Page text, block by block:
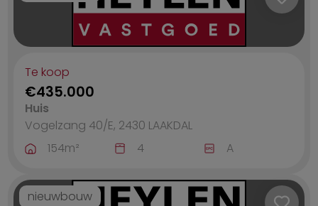
Te koop
€435.000
Huis
Vogelzang 40/E, 2430 LAAKDAL
154m² 4 A
nieuwbouw